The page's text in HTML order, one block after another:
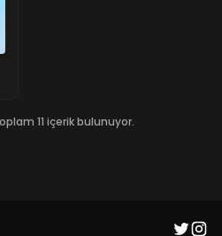
11 içerik bulunuyor.